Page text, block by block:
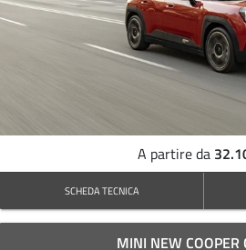
A partire da
SCHEDA TECNICA
MINI NEW COOPER